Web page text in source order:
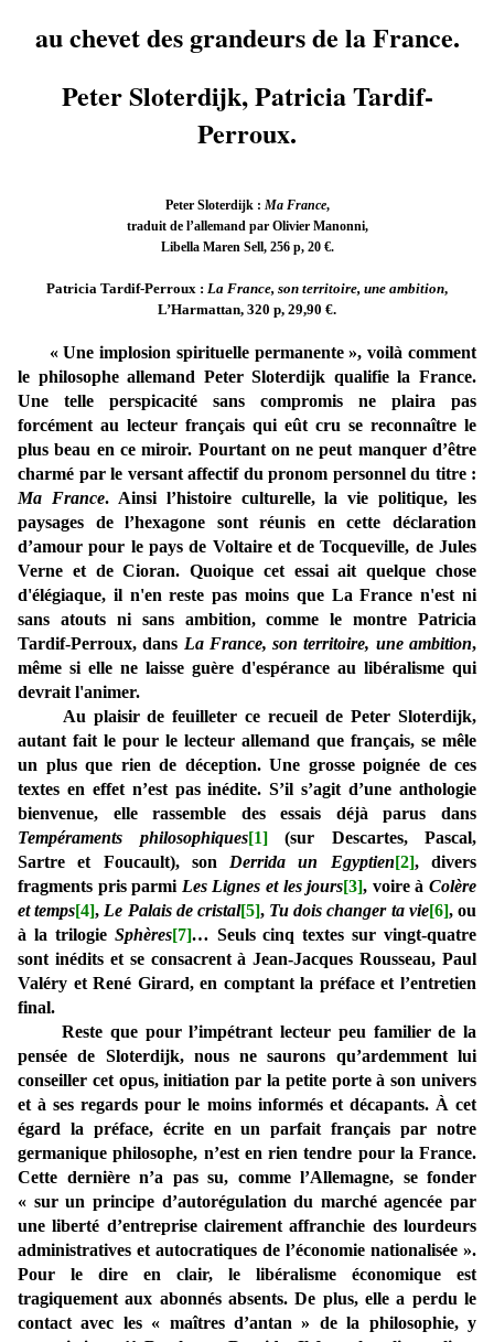
au chevet des grandeurs de la France.
Peter Sloterdijk, Patricia Tardif-
Perroux.
Peter Sloterdijk : Ma France,
traduit de l’allemand par Olivier Manonni,
Libella Maren Sell, 256 p, 20 €.
Patricia Tardif-Perroux : La France, son territoire, une ambition,
L’Harmattan, 320 p, 29,90 €.
« Une implosion spirituelle permanente », voilà comment
le philosophe allemand Peter Sloterdijk qualifie la France.
Une telle perspicacité sans compromis ne plaira pas
forcément au lecteur français qui eût cru se reconnaître le
plus beau en ce miroir. Pourtant on ne peut manquer d’être
charmé par le versant affectif du pronom personnel du titre :
Ma France. Ainsi l’histoire culturelle, la vie politique, les
paysages de l’hexagone sont réunis en cette déclaration
d’amour pour le pays de Voltaire et de Tocqueville, de Jules
Verne et de Cioran. Quoique cet essai ait quelque chose
d'élégiaque, il n'en reste pas moins que La France n'est ni
sans atouts ni sans ambition, comme le montre Patricia
Tardif-Perroux, dans La France, son territoire, une ambition,
même si elle ne laisse guère d'espérance au libéralisme qui
devrait l'animer.
Au plaisir de feuilleter ce recueil de Peter Sloterdijk,
autant fait le pour le lecteur allemand que français, se mêle
un plus que rien de déception. Une grosse poignée de ces
textes en effet n’est pas inédite. S’il s’agit d’une anthologie
bienvenue, elle rassemble des essais déjà parus dans
Tempéraments philosophiques[1]
(sur Descartes, Pascal,
Sartre et Foucault), son Derrida un Egyptien[2],divers
fragments pris parmi Les Lignes et les jours[3], voire àColère
et temps[4], Le Palais de cristal[5], Tu dois changer ta vie[6], ou
à la trilogie Sphères[7]… Seuls cinq textes sur vingt-quatre
sont inédits et se consacrent à Jean-Jacques Rousseau, Paul
Valéry et René Girard, en comptant la préface et l’entretien
final.
Reste que pour l’impétrant lecteur peu familier de la
pensée de Sloterdijk, nous ne saurons qu’ardemment lui
conseiller cet opus, initiation par la petite porte à son univers
et à ses regards pour le moins informés et décapants. À cet
égard la préface, écrite en un parfait français par notre
germanique philosophe, n’est en rien tendre pour la France.
Cette dernière n’a pas su, comme l’Allemagne, se fonder
« sur un principe d’autorégulation du marché agencée par
une liberté d’entreprise clairement affranchie des lourdeurs
administratives et autocratiques de l’économie nationalisée ».
Pour le dire en clair, le libéralisme économique est
tragiquement aux abonnés absents. De plus, elle a perdu le
contact avec les « maîtres d’antan » de la philosophie, y